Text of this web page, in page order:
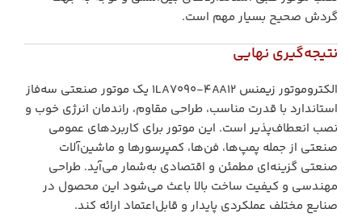
گردش صحیح بسیار مهم است.
نتیجه‌گیری نهایی
الکتروموتور زیمنس 1LA7090‑4AA12 یک موتور صنعتی سه‌فاز
استاندارد با قدرت مناسب، طراحی مقاوم، راندمان انرژی خوب و
نصب انعطاف‌پذیر است. این موتور برای کاربردهای عمومی
صنعتی از جمله پمپ‌ها، فن‌ها، کمپرسورها و ماشین‌آلات
صنعتی گزینه‌ای مطمئن و اقتصادی به‌شمار می‌آید. طراحی
مهندسی و کیفیت ساخت بالا باعث می‌شود این محصول در
صنایع مختلف عملکردی پایدار و قابل‌اعتماد ارائه کند.